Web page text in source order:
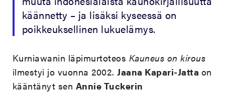
käännetty – ja lisäksi kyseessä on
poikkeuksellinen lukuelämys.
Kurniawanin läpimurtoteos Kauneus on kirous
ilmestyi jo vuonna 2002.Jaana Kapari-Jatta on
kääntänyt sen Annie Tuckerin